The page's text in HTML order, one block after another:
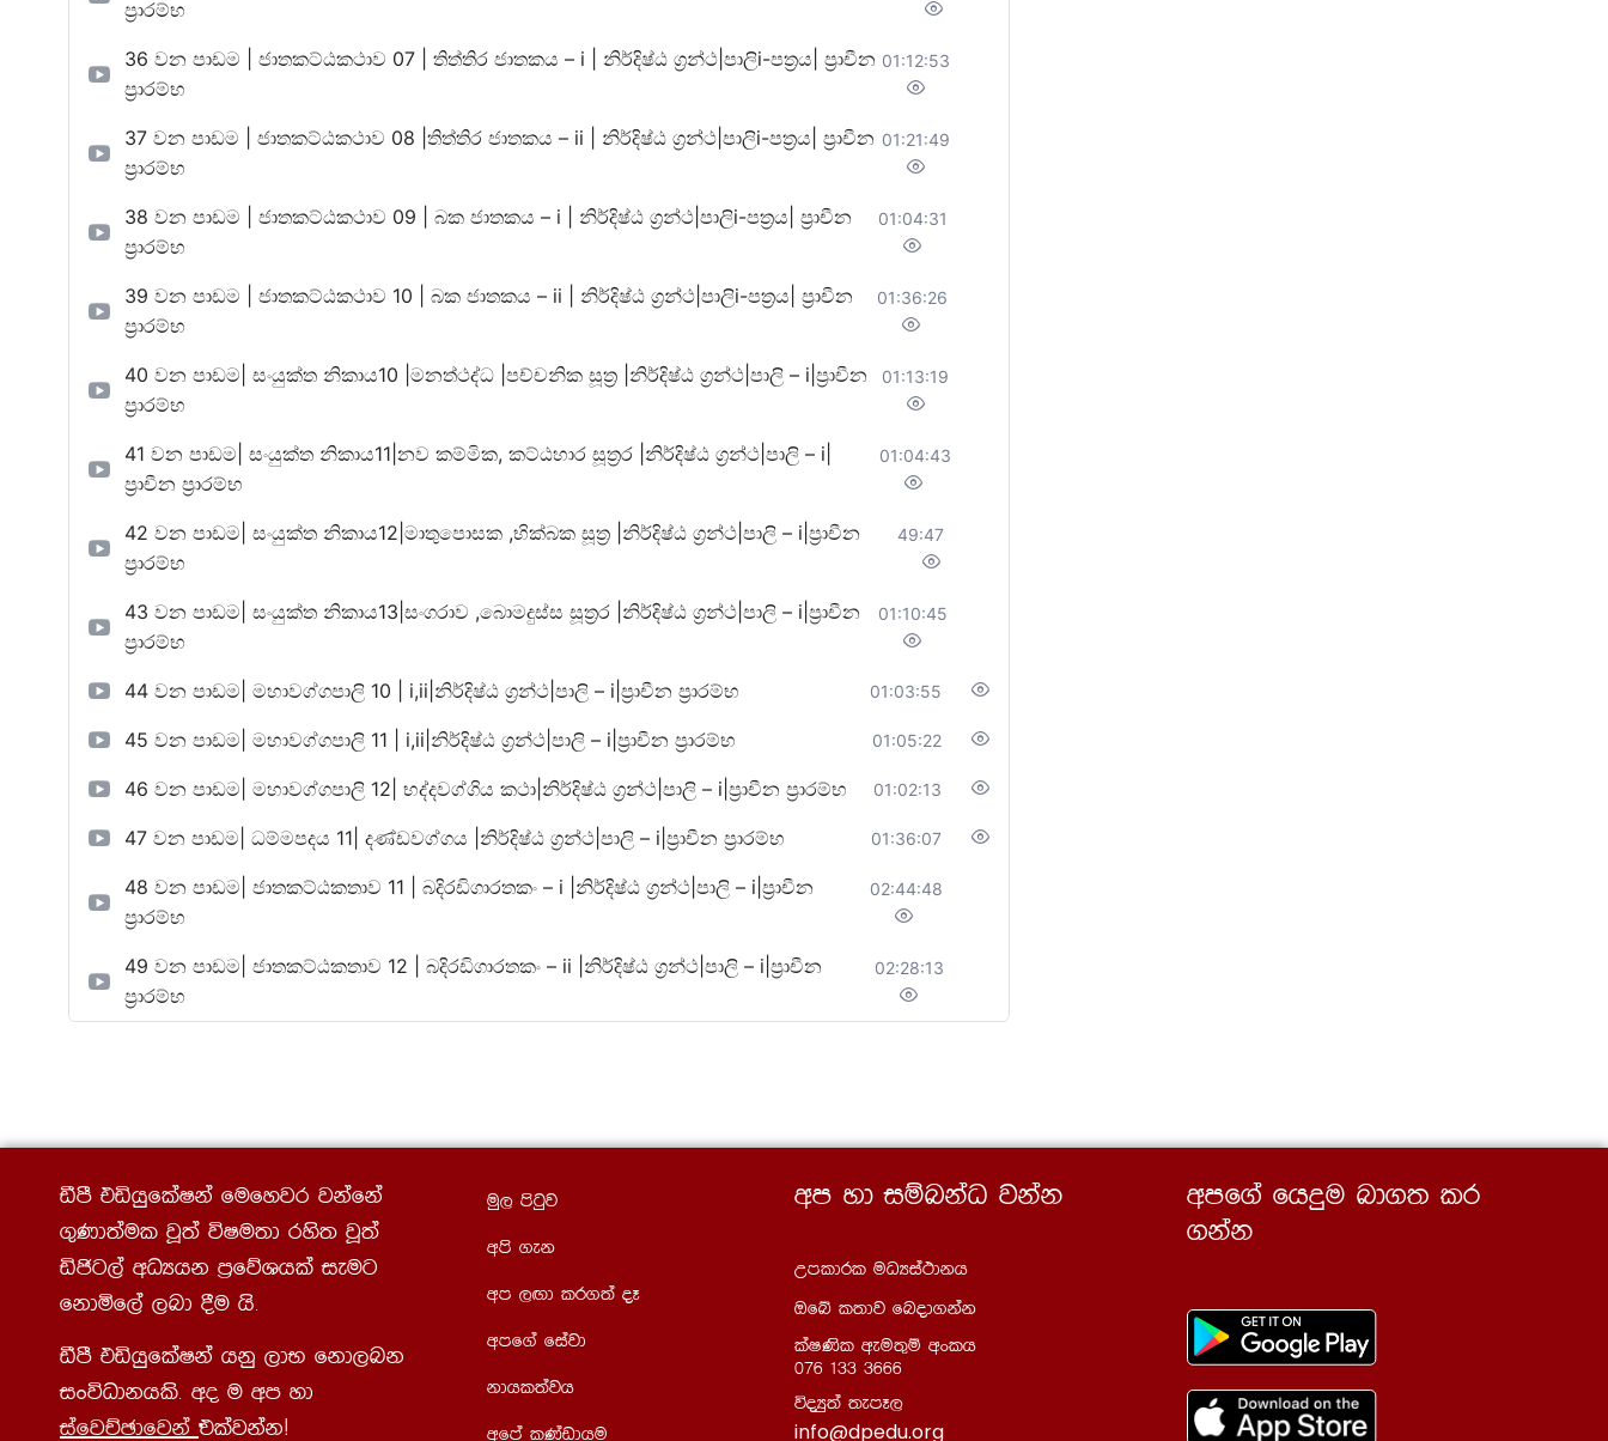
ප්‍රාරම්භ
36 වන පාඩම | ජාතකට්ඨකථාව 07 | තිත්තිර ජාතකය – i | නිර්දිෂ්ඨ ග්‍රන්ථ|පාලිi-පත්‍රය| ප්‍රාචීන
ප්‍රාරම්භ
01:12:53
37 වන පාඩම | ජාතකට්ඨකථාව 08 |තිත්තිර ජාතකය – ii | නිර්දිෂ්ඨ ග්‍රන්ථ|පාලිi-පත්‍රය| ප්‍රාචීන
ප්‍රාරම්භ
01:21:49
38 වන පාඩම | ජාතකට්ඨකථාව 09 | බක ජාතකය – i | නිර්දිෂ්ඨ ග්‍රන්ථ|පාලිi-පත්‍රය| ප්‍රාචීන
ප්‍රාරම්භ
01:04:31
39 වන පාඩම | ජාතකට්ඨකථාව 10 | බක ජාතකය – ii | නිර්දිෂ්ඨ ග්‍රන්ථ|පාලිi-පත්‍රය| ප්‍රාචීන
ප්‍රාරම්භ
01:36:26
40 වන පාඩම| සංයුක්ත නිකාය10 |මනත්ථද්ධ |පච්චනික සූත්‍ර |නිර්දිෂ්ඨ ග්‍රන්ථ|පාලි – i|ප්‍රාචීන
ප්‍රාරම්භ
01:13:19
41 වන පාඩම| සංයුක්ත නිකාය11|නව කම්මික, කට්ඨහාර සූත්‍රර |නිර්දිෂ්ඨ ග්‍රන්ථ|පාලි – i|
ප්‍රාචීන ප්‍රාරම්භ
01:04:43
42 වන පාඩම| සංයුක්ත නිකාය12|මාතුපොසක ,භික්බක සූත්‍ර |නිර්දිෂ්ඨ ග්‍රන්ථ|පාලි – i|ප්‍රාචීන
ප්‍රාරම්භ
49:47
43 වන පාඩම| සංයුක්ත නිකාය13|සංගරාව ,බොමදුස්ස සූත්‍රර |නිර්දිෂ්ඨ ග්‍රන්ථ|පාලි – i|ප්‍රාචීන
ප්‍රාරම්භ
01:10:45
44 වන පාඩම| මහාවග්ගපාලි 10 | i,ii|නිර්දිෂ්ඨ ග්‍රන්ථ|පාලි – i|ප්‍රාචීන ප්‍රාරම්භ 01:03:55
45 වන පාඩම| මහාවග්ගපාලි 11 | i,ii|නිර්දිෂ්ඨ ග්‍රන්ථ|පාලි – i|ප්‍රාචීන ප්‍රාරම්භ 01:05:22
46 වන පාඩම| මහාවග්ගපාලි 12| භද්දවග්ගිය කථා|නිර්දිෂ්ඨ ග්‍රන්ථ|පාලි – i|ප්‍රාචීන ප්‍රාරම්භ 01:02:13
47 වන පාඩම| ධම්මපදය 11| දණ්ඩවග්ගය |නිර්දිෂ්ඨ ග්‍රන්ථ|පාලි – i|ප්‍රාචීන ප්‍රාරම්භ 01:36:07
48 වන පාඩම| ජාතකට්ඨකතාව 11 | බදිරඩිගාරතකං – i |නිර්දිෂ්ඨ ග්‍රන්ථ|පාලි – i|ප්‍රාචීන
ප්‍රාරම්භ
02:44:48
49 වන පාඩම| ජාතකට්ඨකතාව 12 | බදිරඩිගාරතකං – ii |නිර්දිෂ්ඨ ග්‍රන්ථ|පාලි – i|ප්‍රාචීන
ප්‍රාරම්භ
02:28:13
ãmS tähqflaIka fufyjr jkafka
.=Kd;aul jQ;a úIu;d rys; jQ;a
äðg,a wOHhk m%fõYhla ieug
fkdñf,a ,nd §u hs¡
ãmS tähqflaIka hkq ,dN fkd,nk
ixúOdkhls¡ wo u wm yd
iafjÉPdfjka tlajkakæ
uq, msgqj
wms .ek
wm ,Õd lr.;a oE
wmf.a fiajd
kdhl;ajh
wfma lKavdhu
wm yd iïnkaO jkak
Wmldrl uOHia:dkh
Tfí l;dj fnod.kak
laIKsl weu;=ï wxlh
076 133 3666
úoHq;a ;emE,
info@dpedu.org
wmf.a fhÿu nd.; lr
.kak